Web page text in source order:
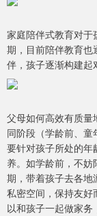
家庭陪伴式教育对
期，目前陪伴教育
伴，孩子逐渐构建起
父母如何高效有质量
同阶段（学龄前、
要针对孩子所处的
养。如学龄前，不
期，带着孩子去各地
私密空间，保持友
以和孩子一起做家务